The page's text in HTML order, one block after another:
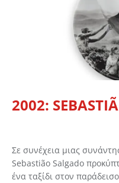
2002:
Σε συνέχεια μιας
Sebastião Salgado
ένα ταξίδι στον